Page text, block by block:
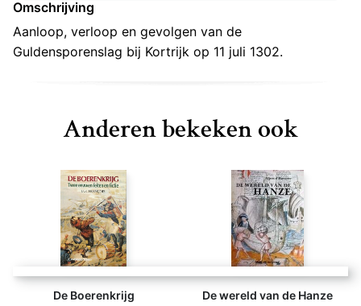
Omschrijving
Aanloop, verloop en gevolgen van de
Guldensporenslag bij Kortrijk op 11 juli 1302.
Anderen bekeken ook
De Boerenkrijg
De wereld van de Hanze